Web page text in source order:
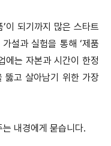
이 되기까지 많은 스타트
설과 실험을 통해 ‘제품
에는 자본과 시간이 한정
고 살아남기 위한 가장
는 내경에게 묻습니다.